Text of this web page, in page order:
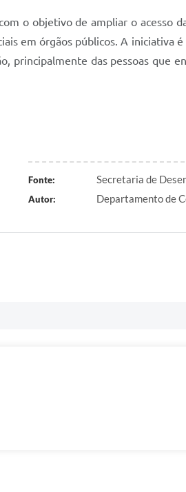
o objetivo de ampliar o acesso
em órgãos públicos. A iniciativa é
principalmente das pessoas que
Fonte: Secretaria de
Autor: Departamento de